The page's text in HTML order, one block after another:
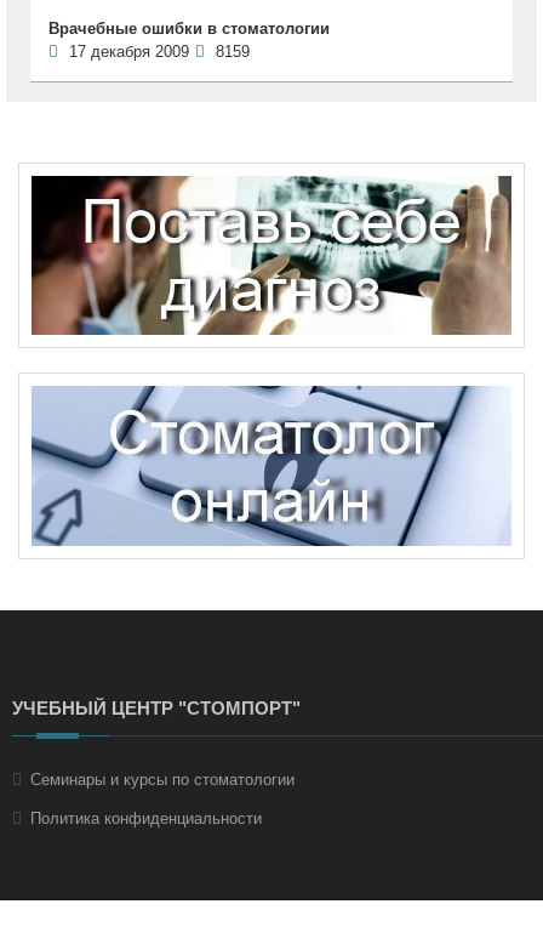
Врачебные ошибки в стоматологии
17 декабря 2009
8159
УЧЕБНЫЙ ЦЕНТР "СТОМПОРТ"
Семинары и курсы по стоматологии
Политика конфиденциальности